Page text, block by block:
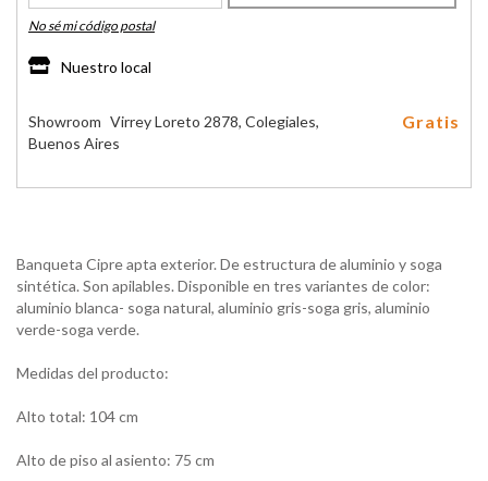
No sé mi código postal
Nuestro local
Showroom Virrey Loreto 2878, Colegiales,
Buenos Aires
Gratis
Banqueta Cipre apta exterior. De estructura de aluminio y soga
sintética. Son apilables. Disponible en tres variantes de color:
aluminio blanca- soga natural, aluminio gris-soga gris, aluminio
verde-soga verde.
Medidas del producto:
Alto total: 104 cm
Alto de piso al asiento: 75 cm